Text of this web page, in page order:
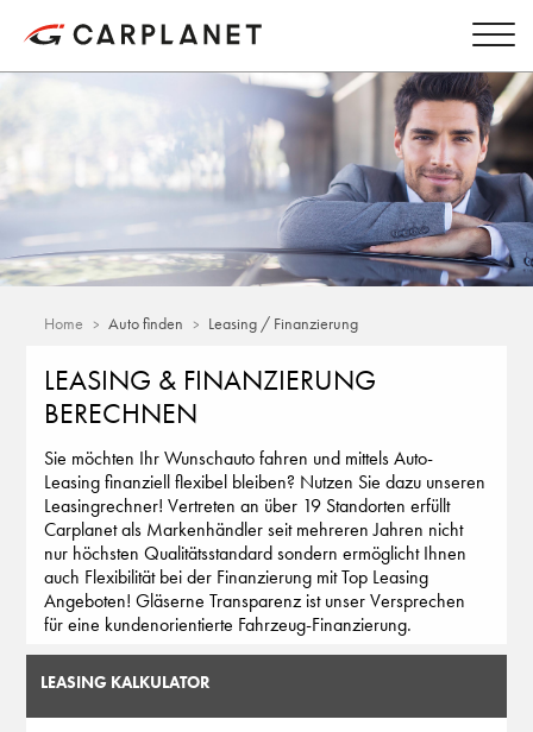
Home Auto finden Leasing / Finanzierung
LEASING & FINANZIERUNG
BERECHNEN
Sie möchten Ihr Wunschauto fahren und mittels Auto-
Leasing finanziell flexibel bleiben? Nutzen Sie dazu unseren
Leasingrechner! Vertreten an über 19 Standorten erfüllt
Carplanet als Markenhändler seit mehreren Jahren nicht
nur höchsten Qualitätsstandard sondern ermöglicht Ihnen
auch Flexibilität bei der Finanzierung mit Top Leasing
Angeboten! Gläserne Transparenz ist unser Versprechen
für eine kundenorientierte Fahrzeug-Finanzierung.
LEASING KALKULATOR